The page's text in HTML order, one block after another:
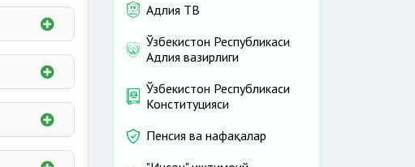
Адлия ТВ
Ўзбекистон Республикаси
Адлия вазирлиги
Ўзбекистон Республикаси
Конституцияси
Пенсия ва нафақалар